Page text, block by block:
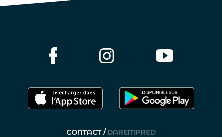
CONTACT / DAREMPRED